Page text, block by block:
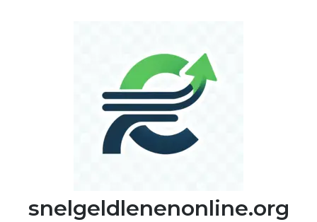
snelgeldlenenonline.org